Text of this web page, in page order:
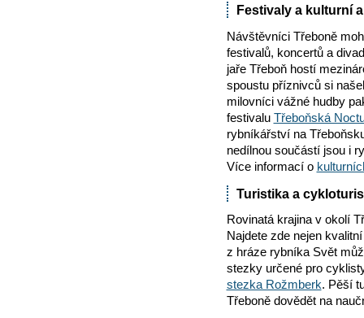
Festivaly a kulturní
Návštěvníci Třeboně
festivalů, koncertů a
jaře Třeboň hostí
spoustu příznivců si
milovníci vážné hudby
festivalu Třeboňská
rybníkářství na
nedílnou součástí jsou i
Více informací o
Turistika a
Rovinatá krajina v okolí
Najdete zde nejen
z hráze rybníka Svět
stezky určené pro
stezka Rožmberk. Pěší
Třeboně dovědět na